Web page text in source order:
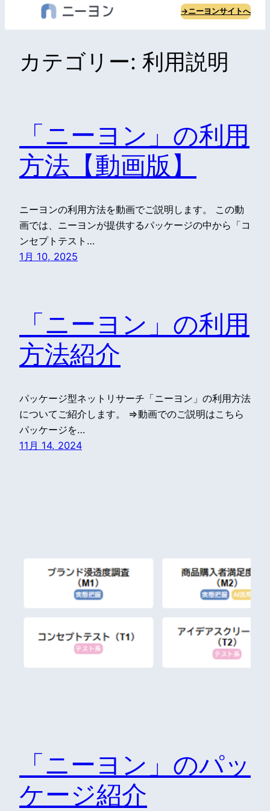
容
→ニーヨンサイトへ
カテゴリー: 利用説明
「ニーヨン」の利用
方法【動画版】
ニーヨンの利用方法を動画でご説明します。 この動
画では、ニーヨンが提供するパッケージの中から「コ
ンセプトテスト…
1月 10, 2025
「ニーヨン」の利用
方法紹介
パッケージ型ネットリサーチ「ニーヨン」の利用方法
についてご紹介します。 ⇒動画でのご説明はこちら
パッケージを…
11月 14, 2024
「ニーヨン」のパッ
ケージ紹介